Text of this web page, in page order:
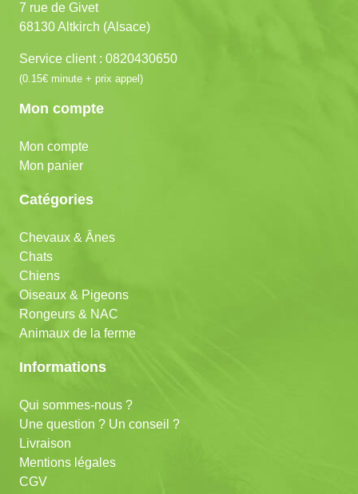
7 rue de Givet
68130 Altkirch (Alsace)
Service client : 0820430650
(0.15€ minute + prix appel)
Mon compte
Mon compte
Mon panier
Catégories
Chevaux & Ânes
Chats
Chiens
Oiseaux & Pigeons
Rongeurs & NAC
Animaux de la ferme
Informations
Qui sommes-nous ?
Une question ? Un conseil ?
Livraison
Mentions légales
CGV